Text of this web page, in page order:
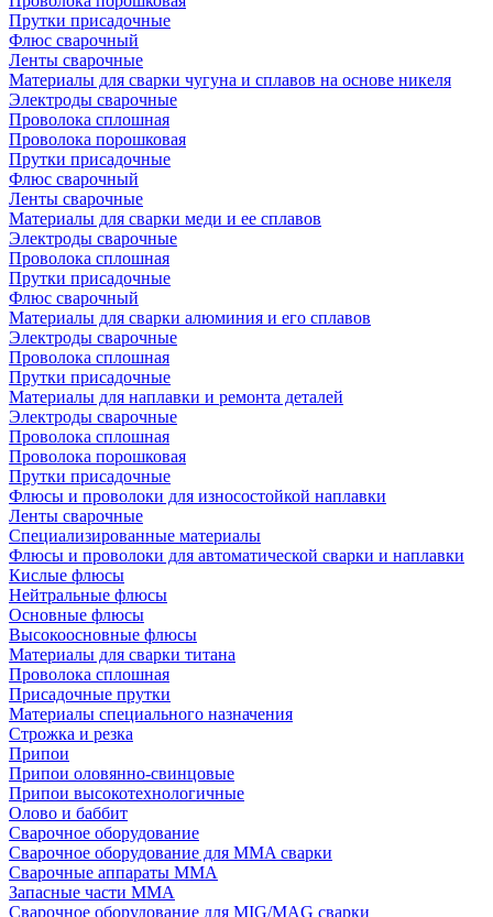
Прутки присадочные
Флюс сварочный
Ленты сварочные
Материалы для сварки чугуна и сплавов на основе никеля
Электроды сварочные
Проволока сплошная
Проволока порошковая
Прутки присадочные
Флюс сварочный
Ленты сварочные
Материалы для сварки меди и ее сплавов
Электроды сварочные
Проволока сплошная
Прутки присадочные
Флюс сварочный
Материалы для сварки алюминия и его сплавов
Электроды сварочные
Проволока сплошная
Прутки присадочные
Материалы для наплавки и ремонта деталей
Электроды сварочные
Проволока сплошная
Проволока порошковая
Прутки присадочные
Флюсы и проволоки для износостойкой наплавки
Ленты сварочные
Специализированные материалы
Флюсы и проволоки для автоматической сварки и наплавки
Кислые флюсы
Нейтральные флюсы
Основные флюсы
Высокоосновные флюсы
Материалы для сварки титана
Проволока сплошная
Присадочные прутки
Материалы специального назначения
Строжка и резка
Припои
Припои оловянно-свинцовые
Припои высокотехнологичные
Олово и баббит
Сварочное оборудование
Сварочное оборудование для MMA сварки
Сварочные аппараты MMA
Запасные части MMA
Сварочное оборудование для MIG/MAG сварки